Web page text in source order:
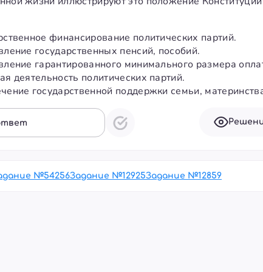
финансирование политических партий.
государственных пенсий, пособий.
гарантированного минимального размера
деятельность политических партий.
государственной поддержки семьи,
№54256Задание №12925Задание №12859